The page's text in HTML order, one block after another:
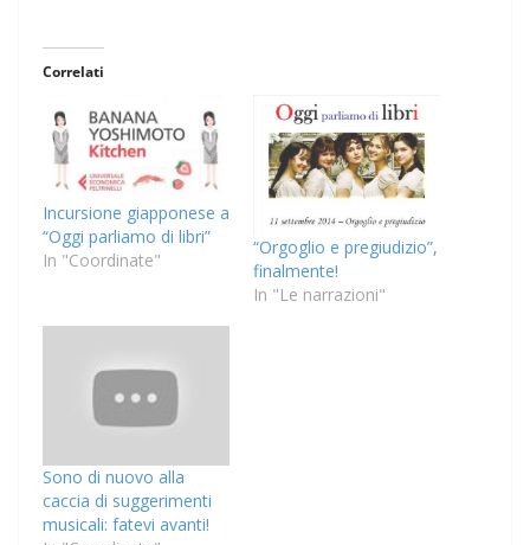
Correlati
Incursione giapponese a
“Oggi parliamo di libri”
In "Coordinate"
“Orgoglio e pregiudizio”,
finalmente!
In "Le narrazioni"
Sono di nuovo alla
caccia di suggerimenti
musicali: fatevi avanti!